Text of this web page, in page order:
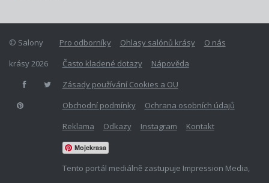
Pro odborníky Ohlasy salónů krásy
O nás
Často kladené dotazy
Nápověda
Zásady používání Cookies a OU
Obchodní podmínky
Ochrana osobních údajů
Reklama
Odkazy Instagram Kontakt
Mojekrasa
Tento portál mediálně zastupuje Impression Media,
© Salony
krásy 2026